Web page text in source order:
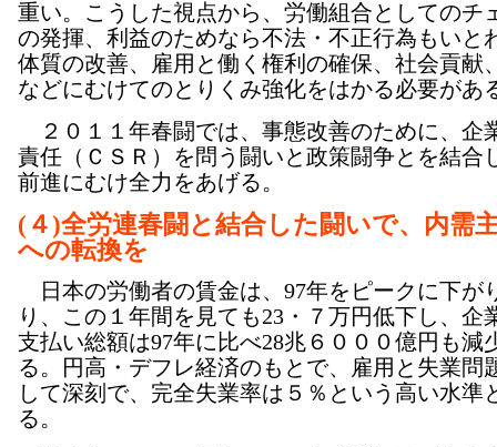
重い。こうした視点から、労働組合としてのチ
の発揮、利益のためなら不法・不正行為もいと
体質の改善、雇用と働く権利の確保、社会貢献
などにむけてのとりくみ強化をはかる必要があ
２０１１年春闘では、事態改善のために、企
責任（ＣＳＲ）を問う闘いと政策闘争とを結合
前進にむけ全力をあげる。
(４)全労連春闘と結合した闘いで、内需
への転換を
日本の労働者の賃金は、97年をピークに下が
り、この１年間を見ても23・７万円低下し、企
支払い総額は97年に比べ28兆６０００億円も減
る。円高・デフレ経済のもとで、雇用と失業問
して深刻で、完全失業率は５％という高い水準
る。